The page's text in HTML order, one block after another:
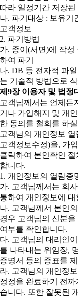
따라 일정기간 저장
나. 파기대상 : 보유기
고객정보
2. 파기방법
가. 종이(서면)에 작
하여 파기
나. DB 등 전자적 파
는 기술적 방법으로 삭
제9장 이용자 및 법정
고객님께서는 언제든
거나 가입해지 및 개
한 동의를 철회를 하
고객님의 개인정보
고객정보수정)을, 가
클릭하여 본인확인
합니다.
1. 개인정보의 열람증
가. 고객님께서는 회
통하여 개인정보에
나. 고객님께서 본인
경우 고객님의 신분
여부를 확인합니다.
다. 고객님의 대리인
를 나타내는 위임장,
증명서 등의 증표를
라. 고객님의 개인정
정정을 완료하기 전
습니다. 또한 잘못된